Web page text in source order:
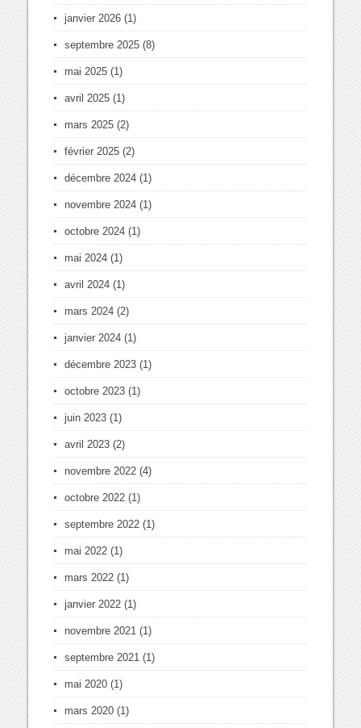
janvier 2026 (1)
septembre 2025 (8)
mai 2025 (1)
avril 2025 (1)
mars 2025 (2)
février 2025 (2)
décembre 2024 (1)
novembre 2024 (1)
octobre 2024 (1)
mai 2024 (1)
avril 2024 (1)
mars 2024 (2)
janvier 2024 (1)
décembre 2023 (1)
octobre 2023 (1)
juin 2023 (1)
avril 2023 (2)
novembre 2022 (4)
octobre 2022 (1)
septembre 2022 (1)
mai 2022 (1)
mars 2022 (1)
janvier 2022 (1)
novembre 2021 (1)
septembre 2021 (1)
mai 2020 (1)
mars 2020 (1)